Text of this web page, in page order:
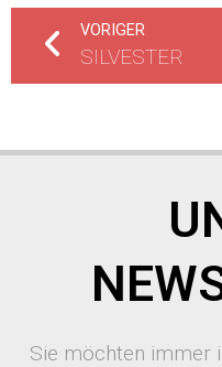
VORIGER
SILVESTER
Sie möchten immer